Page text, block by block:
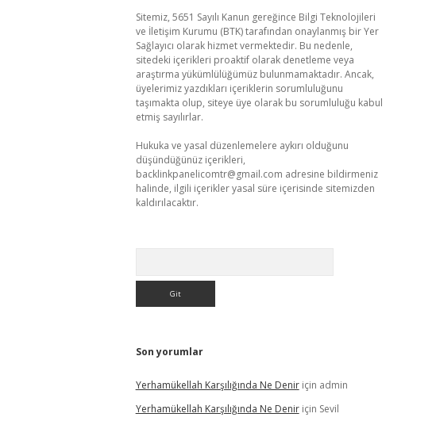
Sitemiz, 5651 Sayılı Kanun gereğince Bilgi Teknolojileri
ve İletişim Kurumu (BTK) tarafından onaylanmış bir Yer
Sağlayıcı olarak hizmet vermektedir. Bu nedenle,
sitedeki içerikleri proaktif olarak denetleme veya
araştırma yükümlülüğümüz bulunmamaktadır. Ancak,
üyelerimiz yazdıkları içeriklerin sorumluluğunu
taşımakta olup, siteye üye olarak bu sorumluluğu kabul
etmiş sayılırlar.
Hukuka ve yasal düzenlemelere aykırı olduğunu
düşündüğünüz içerikleri,
backlinkpanelicomtr@gmail.com adresine bildirmeniz
halinde, ilgili içerikler yasal süre içerisinde sitemizden
kaldırılacaktır.
Son yorumlar
Yerhamükellah Karşılığında Ne Deniriçin admin
Yerhamükellah Karşılığında Ne Deniriçin Sevil